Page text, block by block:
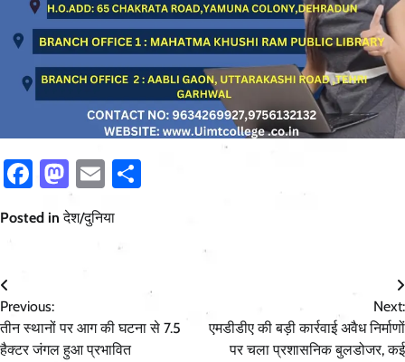
Facebook
Mastodon
Email
Posted inदेश/दुनिया
Post
navigation
Previous:
तीन स्थानों पर आग की घटना से 7.5
हैक्टर जंगल हुआ प्रभावित
Next:
एमडीडीए की बड़ी कार्रवाई अवैध निर्माणों
पर चला प्रशासनिक बुलडोजर, कई